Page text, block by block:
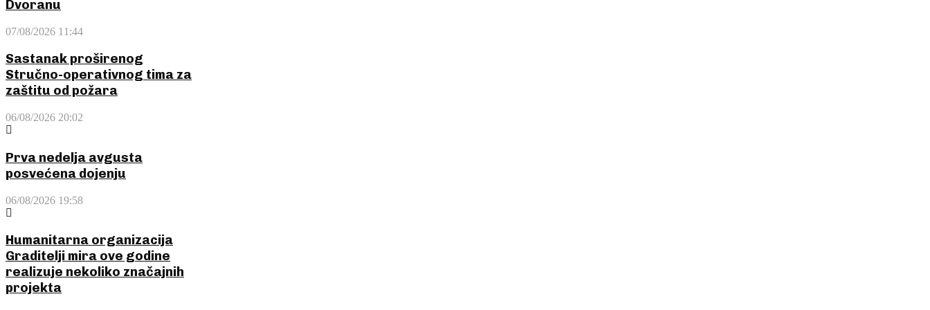
Dvoranu
07/08/2026 11:44
Sastanak proširenog
Stručno-operativnog tima za
zaštitu od požara
06/08/2026 20:02
Prva nedelja avgusta
posvećena dojenju
06/08/2026 19:58
Humanitarna organizacija
Graditelji mira ove godine
realizuje nekoliko značajnih
projekta